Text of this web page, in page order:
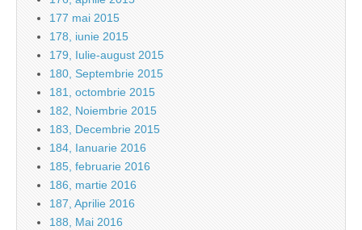
177 mai 2015
178, iunie 2015
179, Iulie-august 2015
180, Septembrie 2015
181, octombrie 2015
182, Noiembrie 2015
183, Decembrie 2015
184, Ianuarie 2016
185, februarie 2016
186, martie 2016
187, Aprilie 2016
188, Mai 2016